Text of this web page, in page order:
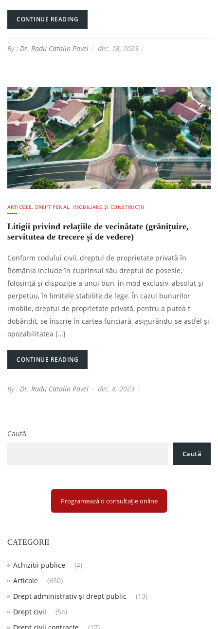
CONTINUE READING
By : Dr. Radu Catalin Pavel dec. 18, 2023
ARTICOLE, DREPT PENAL, IMOBILIARE ȘI CONSTRUCȚII
Litigii privind relațiile de vecinătate (grănițuire,
servitutea de trecere și de vedere)
Conform codului civil, dreptul de proprietate privată în
România include în cuprinsul său dreptul de posesie,
folosință și dispoziție a unui bun, în mod exclusiv, absolut și
perpetuu, în limitele stabilite de lege. În cazul bunurilor
imobile, dreptul de proprietate privată, pentru a putea fi
dobândit, se înscrie în cartea funciară, asigurându-se astfel și
opozabilitatea […]
CONTINUE READING
By : Dr. Radu Catalin Pavel dec. 8, 2023
Caută
Caută
Programează o consultație online
CATEGORII
Achizitii publice
(4)
Articole
(650)
Drept administrativ și drept public
(13)
Drept civil
(54)
Drept civil contracte
(17)